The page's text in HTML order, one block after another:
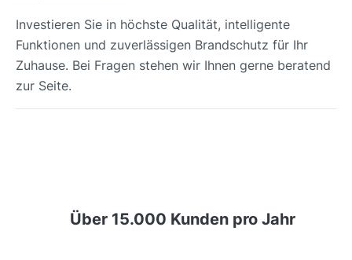
Investieren Sie in höchste Qualität, intelligente
Funktionen und zuverlässigen Brandschutz für Ihr
Zuhause. Bei Fragen stehen wir Ihnen gerne beratend
zur Seite.
Über 15.000 Kunden pro Jahr